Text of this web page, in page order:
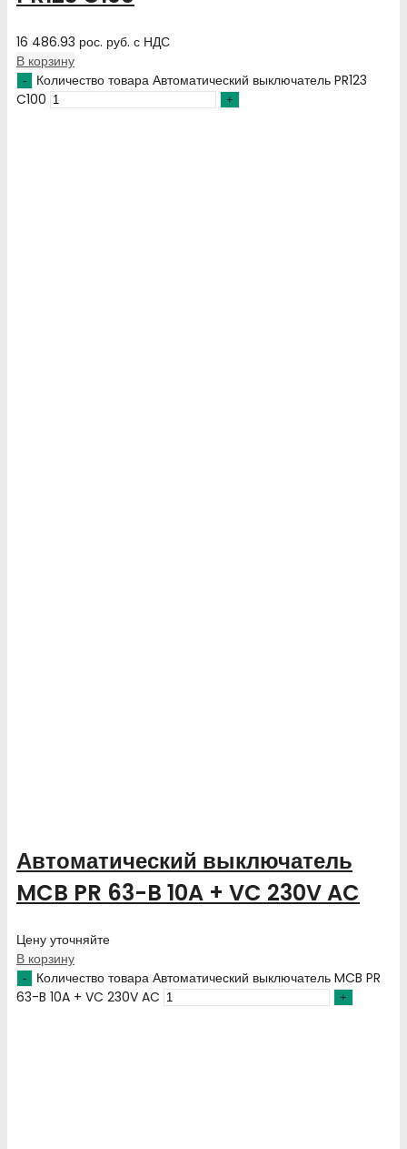
16 486.93 рос. руб. с НДС
В корзину
Количество товара Автоматический выключатель PR123
C100
Автоматический выключатель
MCB PR 63-B 10A + VC 230V AC
Цену уточняйте
В корзину
Количество товара Автоматический выключатель MCB PR
63-B 10A + VC 230V AC